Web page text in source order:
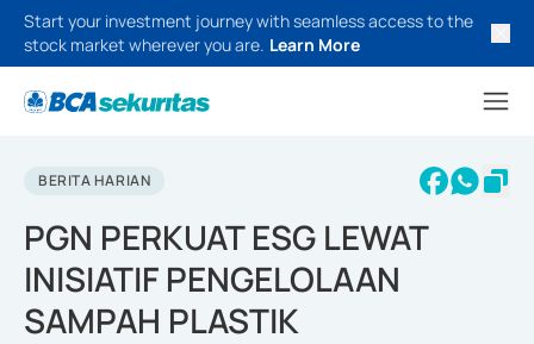
Start your investment journey with seamless access to the
stock market wherever you are. Learn More
BERITA HARIAN
PGN PERKUAT ESG LEWAT
INISIATIF PENGELOLAAN
SAMPAH PLASTIK